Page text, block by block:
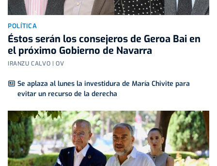
POLÍTICA
Éstos serán los consejeros de Geroa Bai en
el próximo Gobierno de Navarra
IRANZU CALVO | OV
Se aplaza al lunes la investidura de María Chivite para
evitar un recurso de la derecha